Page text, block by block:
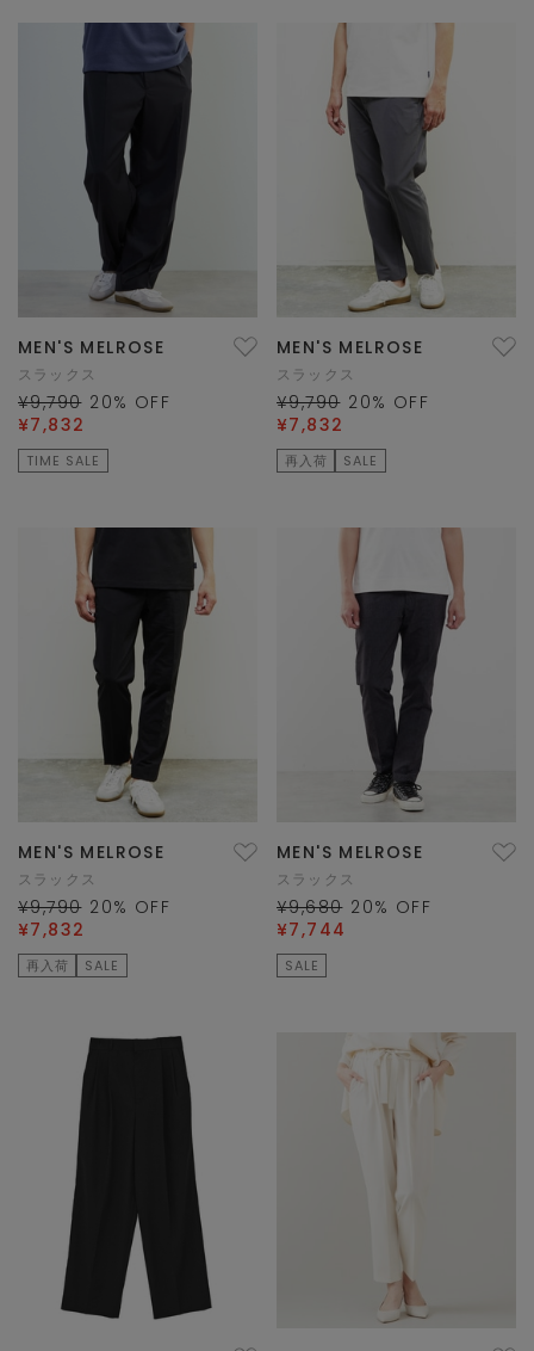
MEN'S MELROSE
スラックス
¥9,790 20% OFF
¥7,832
TIME SALE
MEN'S MELROSE
スラックス
¥9,790 20% OFF
¥7,832
再入荷 SALE
MEN'S MELROSE
スラックス
¥9,790 20% OFF
¥7,832
再入荷 SALE
MEN'S MELROSE
スラックス
¥9,680 20% OFF
¥7,744
SALE